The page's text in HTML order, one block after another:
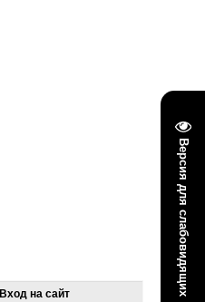
Версия для слабовидящих
Вход на сайт